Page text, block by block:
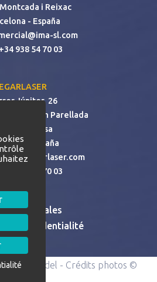
i Reixac
- España
sl.com
+34 938 54 70 03
EGARLASER
Júpiter, 26
- Can Parellada
Terrassa
-España
+34 938 54 70 03
Légales
de confidentialité
par Byedel - Crédits photos ©